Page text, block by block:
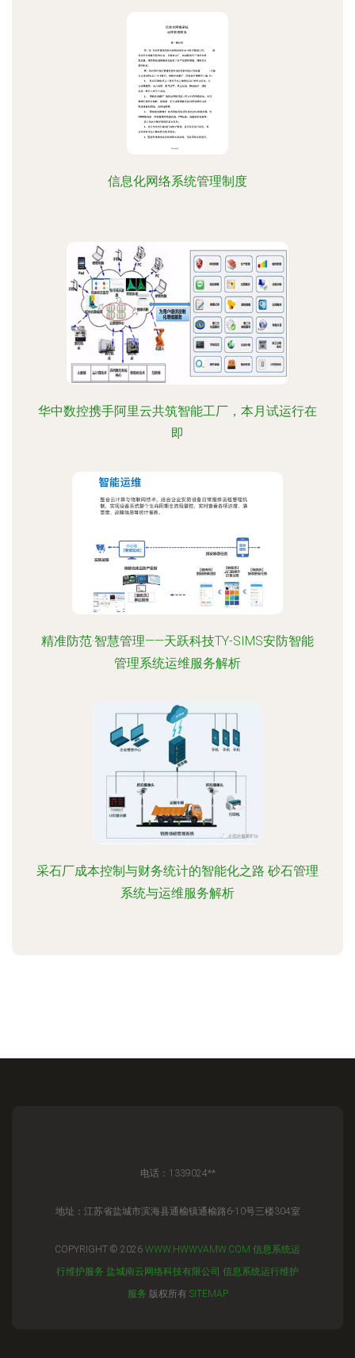
信息化网络系统管理制度
华中数控携手阿里云共筑智能工厂，本月试运行在
即
精准防范·智慧管理——天跃科技TY-SIMS安防智能
管理系统运维服务解析
采石厂成本控制与财务统计的智能化之路 砂石管理
系统与运维服务解析
电话：1339024**
地址：江苏省盐城市滨海县通榆镇通榆路6-10号三楼304室
COPYRIGHT © 2026 WWW.HWWVAMW.COM 信息系统运
行维护服务 盐城南云网络科技有限公司 信息系统运行维护
服务 版权所有 SITEMAP